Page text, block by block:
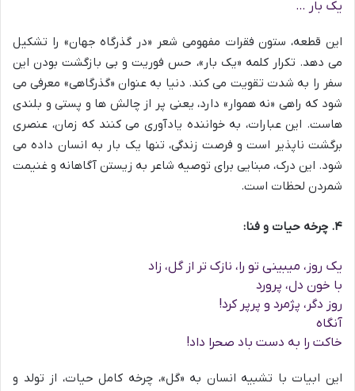
یک بار …
این قطعه، ستون فقرات مفهومی شعر «در گذرگاه جهان» را تشکیل
می دهد. تکرار کلمه «یک بار»، حس فوریت و بی بازگشت بودن این
سفر را به شدت تقویت می کند. دنیا به عنوان «گذرگاهی» معرفی می
شود که راهی «نه هموار» دارد، یعنی پر از چالش ها و پستی و بلندی
هاست. این عبارات، به خواننده یادآوری می کنند که زمان، عنصری
برگشت ناپذیر است و فرصت زندگی، تنها یک بار به انسان داده می
شود. این درک، مبنایی برای توصیه شاعر به زیستن آگاهانه و غنیمت
شمردن لحظات است.
۴. چرخه حیات و فنا:
یک روز، میبینی تو را، نازک تر از گل، زاد
با خون دل، پرورد
روز دگر، پژمرد و پرپر کرد!
آنگاه
خاکت را به دست باد صحرا داد!
این ابیات با تشبیه انسان به «گل»، چرخه کامل حیات، از تولد و